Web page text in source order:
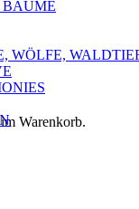
Warenkorb.
WÖLFE,